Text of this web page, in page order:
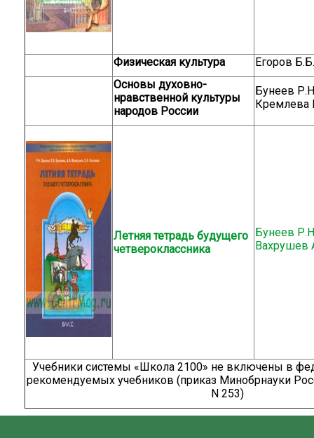
Физическая культура
Егоров
Основы духовно-
нравственной культуры
народов России
Бунеев
Кремлева
Летняя тетрадь будущего
четвероклассника
Бунеев
Вахрушев
Учебники системы «Школа 2100» не включены в
рекомендуемых учебников (приказ Минобрнауки
N 253)